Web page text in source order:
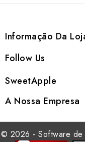
Informação Da
Follow Us
SweetApple
A Nossa Empresa
© 2026 - Software de